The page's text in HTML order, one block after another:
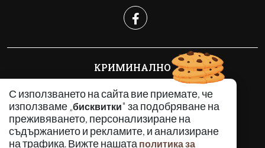
С използването на сайта вие приемате, че
използваме „бисквитки" за подобряване на
преживяването, персонализиране на
съдържанието и рекламите, и анализиране
на трафика. Вижте нашата политика за
КРИМИНАЛНО
ИНЦИДЕНТИ
АНАЛИЗИ
ПО СВЕТА
ВОДЕЩИ ТЕМИ